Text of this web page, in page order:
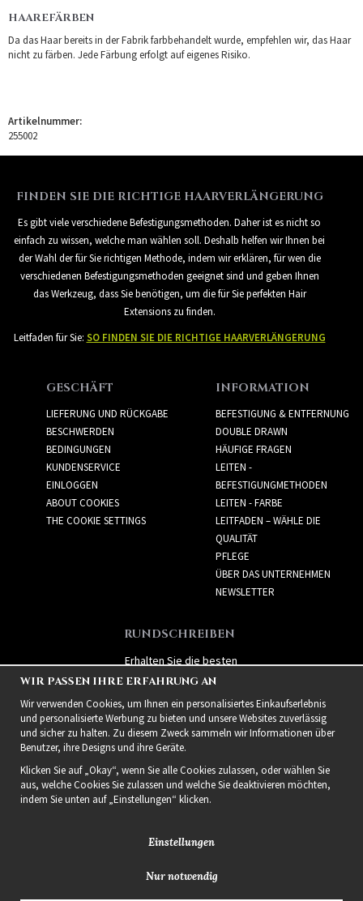
HAAREFÄRBEN
Da das Haar bereits in der Fabrik farbbehandelt wurde, empfehlen wir, das Haar
nicht zu färben. Jede Färbung erfolgt auf eigenes Risiko.
Artikelnummer:
255002
FINDEN SIE DIE RICHTIGE HAARVERLÄNGERUNG
Es gibt viele verschiedene Befestigungsmethoden. Daher ist es nicht so
einfach zu wissen, welche man wählen soll. Deshalb helfen wir Ihnen bei
der Wahl der für Sie richtigen Methode, indem wir erklären, für wen die
verschiedenen Befestigungsmethoden geeignet sind und geben Ihnen
das Werkzeug, dass Sie benötigen, um die für Sie perfekten Hair
Extensions zu finden.
Leitfaden für Sie: SO FINDEN SIE DIE RICHTIGE HAARVERLÄNGERUNG
GESCHÄFT
LIEFERUNG UND RÜCKGABE
BESCHWERDEN
BEDINGUNGEN
KUNDENSERVICE
EINLOGGEN
ABOUT COOKIES
THE COOKIE SETTINGS
INFORMATION
BEFESTIGUNG & ENTFERNUNG
DOUBLE DRAWN
HÄUFIGE FRAGEN
LEITEN -
BEFESTIGUNGMETHODEN
LEITEN - FARBE
LEITFADEN – WÄHLE DIE
QUALITÄT
PFLEGE
ÜBER DAS UNTERNEHMEN
NEWSLETTER
RUNDSCHREIBEN
Erhalten Sie die besten
Angebote und spannende
neue Produkte!
2021 Delightful Hair
WIR PASSEN IHRE ERFAHRUNG AN
Wir verwenden Cookies, um Ihnen ein personalisiertes Einkaufserlebnis
und personalisierte Werbung zu bieten und unsere Websites zuverlässig
und sicher zu halten. Zu diesem Zweck sammeln wir Informationen über
Benutzer, ihre Designs und ihre Geräte.
Klicken Sie auf „Okay“, wenn Sie alle Cookies zulassen, oder wählen Sie
aus, welche Cookies Sie zulassen und welche Sie deaktivieren möchten,
indem Sie unten auf „Einstellungen“ klicken.
Einstellungen
Nur notwendig